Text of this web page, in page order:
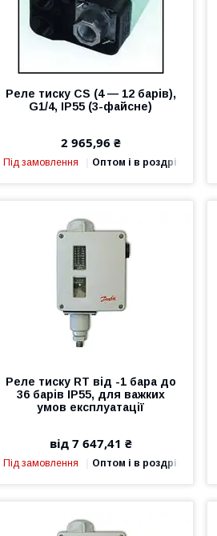
Реле тиску CS (4 — 12 барів),
G1/4, IP55 (3-файсне)
2 965,96 ₴
Під замовлення Оптом і в роздріб
Реле тиску RT від -1 бара до
36 барів IP55, для важких
умов експлуатації
від 7 647,41 ₴
Під замовлення Оптом і в роздріб